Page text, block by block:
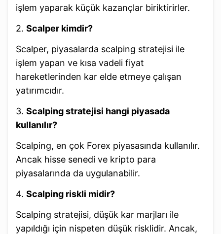
işlem yaparak küçük kazançlar biriktirirler.
2. Scalper kimdir?
Scalper, piyasalarda scalping stratejisi ile
işlem yapan ve kısa vadeli fiyat
hareketlerinden kar elde etmeye çalışan
yatırımcıdır.
3. Scalping stratejisi hangi piyasada
kullanılır?
Scalping, en çok Forex piyasasında kullanılır.
Ancak hisse senedi ve kripto para
piyasalarında da uygulanabilir.
4. Scalping riskli midir?
Scalping stratejisi, düşük kar marjları ile
yapıldığı için nispeten düşük risklidir. Ancak,